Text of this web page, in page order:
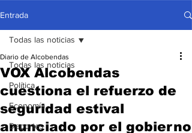
Entrada
Todas las noticias
Política
Economía
Deportes
Todas las noticias
VOX Alcobendas
cuestiona el refuerzo de
seguridad estival
anunciado por el gobierno
Diario de Alcobendas